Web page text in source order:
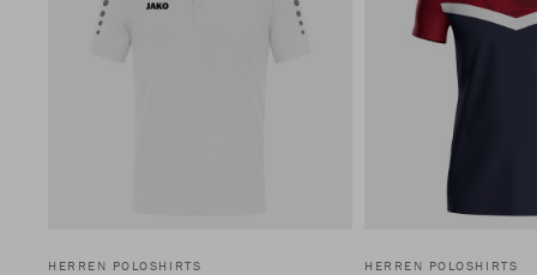
HERREN POLOSHIRTS HERREN POLOSHIRTS